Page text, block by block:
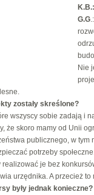
G.G
Nie
zostały skreślone?
wszyscy sobie zadają i
że skoro mamy od Unii
publicznego, w tym
potrzeby
je bez
urzędnika. A przecież
były jednak konieczne?